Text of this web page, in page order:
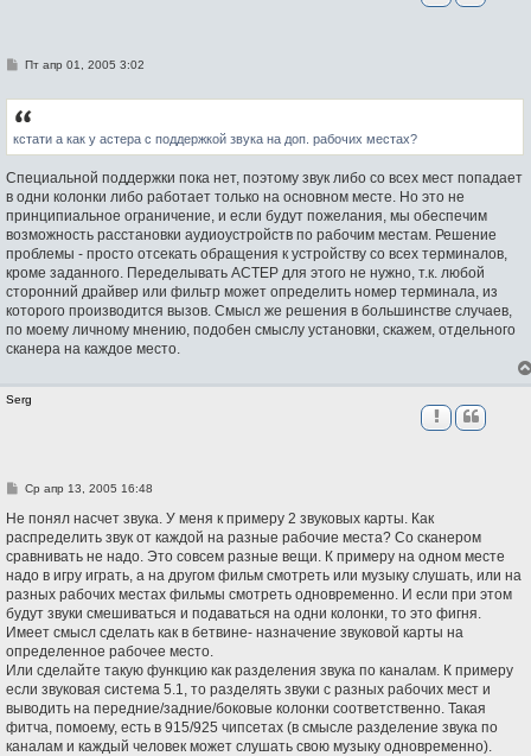
С
щ
е
е
Пт апр 01, 2005 3:02
кстати а как у астера с поддержкой звука на доп. рабочих местах?
Специальной поддержки пока нет, поэтому звук либо со всех мест попадает
в одни колонки либо работает только на основном месте. Но это не
принципиальное ограничение, и если будут пожелания, мы обеспечим
возможность расстановки аудиоустройств по рабочим местам. Решение
проблемы - просто отсекать обращения к устройству со всех терминалов,
кроме заданного. Переделывать АСТЕР для этого не нужно, т.к. любой
сторонний драйвер или фильтр может определить номер терминала, из
которого производится вызов. Смысл же решения в большинстве случаев,
по моему личному мнению, подобен смыслу установки, скажем, отдельного
сканера на каждое место.
Serg
С
о
щ
е
н
и
е
Ср апр 13, 2005 16:48
Не понял насчет звука. У меня к примеру 2 звуковых карты. Как
распределить звук от каждой на разные рабочие места? Со сканером
сравнивать не надо. Это совсем разные вещи. К примеру на одном месте
надо в игру играть, а на другом фильм смотреть или музыку слушать, или на
разных рабочих местах фильмы смотреть одновременно. И если при этом
будут звуки смешиваться и подаваться на одни колонки, то это фигня.
Имеет смысл сделать как в бетвине- назначение звуковой карты на
определенное рабочее место.
Или сделайте такую функцию как разделения звука по каналам. К примеру
если звуковая система 5.1, то разделять звуки с разных рабочих мест и
выводить на передние/задние/боковые колонки соответственно. Такая
фитча, помоему, есть в 915/925 чипсетах (в смысле разделение звука по
каналам и каждый человек может слушать свою музыку одновременно).